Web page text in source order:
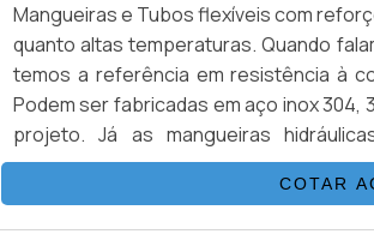
Mangueiras e Tubos flexíveis com
quanto altas temperaturas. Quando
temos a referência em resistência à
Podem ser fabricadas em aço inox 304,
projeto. Já as mangueiras
pressões, de acordo com as normas
COTAR